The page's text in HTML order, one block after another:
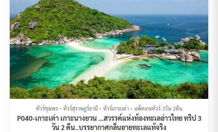
ทัวร์ชุมพร ทัวร์สุราษฎร์ธานี ทัวร์เกาะเต่า แพ็คเกจทัวร์ 3วัน 2คืน
P040-เกาะเต่า เกาะนางยวน …สวรรค์แห่งท้องทะเลอ่าวไทย ทริป 3
วัน 2 คืน..บรรยากาศกลิ่นอายทะเลแท้จริง